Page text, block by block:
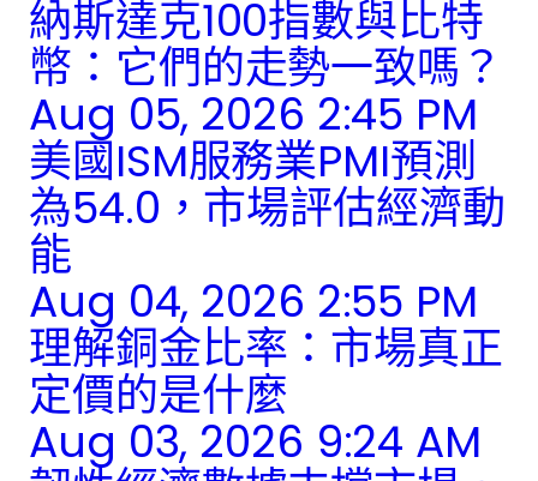
納斯達克100指數與比特
幣：它們的走勢一致嗎？
Aug 05, 2026 2:45 PM
美國ISM服務業PMI預測
為54.0，市場評估經濟動
能
Aug 04, 2026 2:55 PM
理解銅金比率：市場真正
定價的是什麼
Aug 03, 2026 9:24 AM